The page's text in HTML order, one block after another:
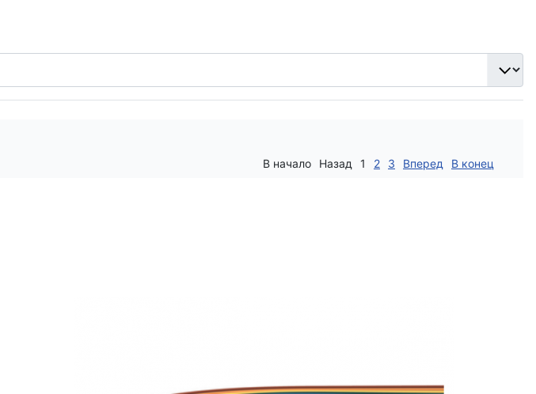
В начало Назад 1 2 3 Вперед В конец